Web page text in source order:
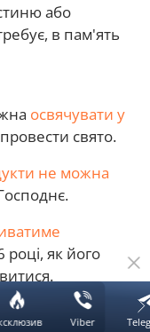
або
в пам'ять
освячувати у
свято.
не можна
році, як його
заборони на
Viber